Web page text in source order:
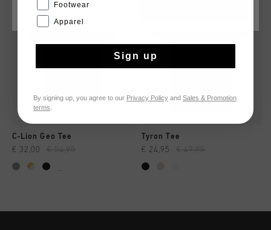
C-Lion Geo Tee
€ 32,00 € 54,95
...
Tyron Tee
€ 24,95 € 49,95
CANCEL
Footwear
Apparel
Sign up
By signing up, you agree to our Privacy Policy and Sales & Promotion
terms